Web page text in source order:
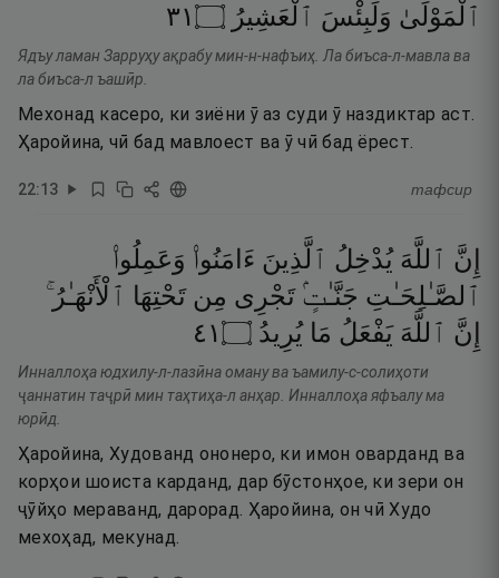
ٱلْمَوْلَىٰ وَلَبِئْسَ ٱلْعَشِيرُ ۝١٣
Ядъу ламан Зарруҳу ақрабу мин-н-нафъиҳ. Ла биъса-л-мавла ва
ла биъса-л ъашӣр.
Мехонад касеро, ки зиёни ӯ аз суди ӯ наздиктар аст.
Ҳаройина, чӣ бад мавлоест ва ӯ чӣ бад ёрест.
22:13 тафсир
إِنَّ ٱللَّهَ يُدْخِلُ ٱلَّذِينَ ءَامَنُوا۟ وَعَمِلُوا۟
ٱلصَّـٰلِحَـٰتِ جَنَّـٰتٍۢ تَجْرِى مِن تَحْتِهَا ٱلْأَنْهَـٰرُ ۚ
إِنَّ ٱللَّهَ يَفْعَلُ مَا يُرِيدُ ۝١٤
Инналлоҳа юдхилу-л-лазӣна оману ва ъамилу-с-солиҳоти
ҷаннатин таҷрӣ мин таҳтиҳа-л анҳар. Инналлоҳа яфъалу ма
юрӣд.
Ҳаройина, Худованд ононеро, ки имон оварданд ва
корҳои шоиста карданд, дар бӯстонҳое, ки зери он
ҷӯйҳо мераванд, дарорад. Ҳаройина, он чӣ Худо
мехоҳад, мекунад.